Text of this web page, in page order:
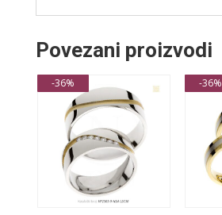
Povezani proizvodi
-36% -36%